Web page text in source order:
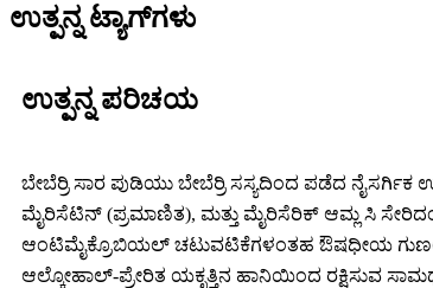
ಉತ್ಪನ್ನ ಟ್ಯಾಗ್‌ಗಳು
ಉತ್ಪನ್ನ ಪರಿಚಯ
ಬೇಬೆರ್ರಿ ಸಾರ ಪುಡಿಯು ಬೇಬೆರ್ರಿ ಸಸ್ಯದಿಂದ ಪಡೆದ ನೈಸರ್ಗಿಕ
ಮೈರಿಸೆಟಿನ್ (ಪ್ರಮಾಣಿತ), ಮತ್ತು ಮೈರಿಸೆರಿಕ್ ಆಮ್ಲ ಸಿ
ಆಂಟಿಮೈಕ್ರೊಬಿಯಲ್ ಚಟುವಟಿಕೆಗಳಂತಹ ಔಷಧೀಯ
ಆಲ್ಕೋಹಾಲ್-ಪ್ರೇರಿತ ಯಕೃತ್ತಿನ ಹಾನಿಯಿಂದ ರಕ್ಷಿಸುವ